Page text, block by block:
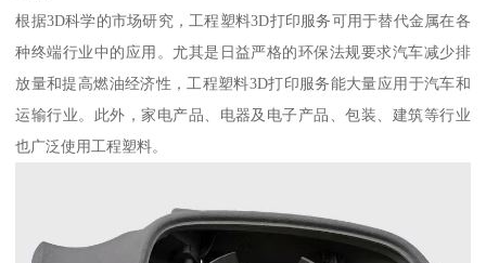
根据3D科学的市场研究，工程塑料3D打印服务可用于替代金属在各
种终端行业中的应用。尤其是日益严格的环保法规要求汽车减少排
放量和提高燃油经济性，工程塑料3D打印服务能大量应用于汽车和
运输行业。此外，家电产品、电器及电子产品、包装、建筑等行业
也广泛使用工程塑料。